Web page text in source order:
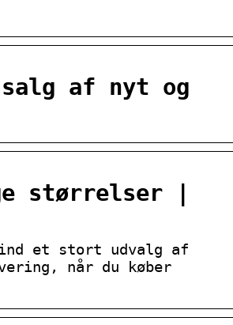
salg af nyt og
størrelser |
et stort udvalg af
når du køber